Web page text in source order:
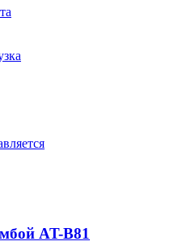
AT-B81